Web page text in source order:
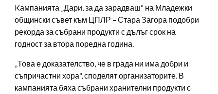
Kампанията „Дари, за да зарадваш“ на Младежки
общински съвет към ЦПЛР – Стара Загора подобри
рекорда за събрани продукти с дълъг срок на
годност за втора поредна година.
„Това е доказателство, че в града ни има добри и
съпричастни хора“, споделят организаторите. В
кампанията бяха събрани хранителни продукти с